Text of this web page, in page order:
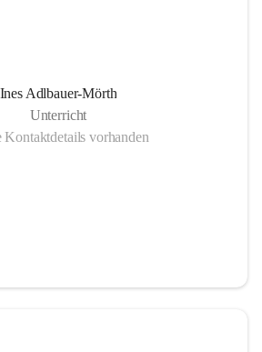
Ines Adlbauer-Mörth
Unterricht
Kontaktdetails vorhanden